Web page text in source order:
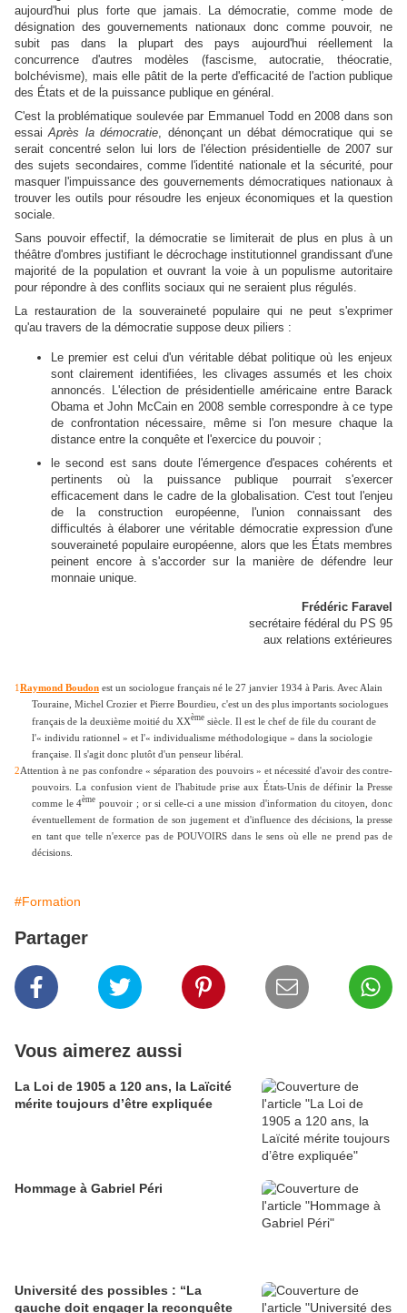
aujourd'hui plus forte que jamais. La démocratie, comme mode de
désignation des gouvernements nationaux donc comme pouvoir, ne
subit pas dans la plupart des pays aujourd'hui réellement la
concurrence d'autres modèles (fascisme, autocratie, théocratie,
bolchévisme), mais elle pâtit de la perte d'efficacité de l'action publique
des États et de la puissance publique en général.
C'est la problématique soulevée par Emmanuel Todd en 2008 dans son
essai Après la démocratie , dénonçant un débat démocratique qui se
serait concentré selon lui lors de l'élection présidentielle de 2007 sur
des sujets secondaires, comme l'identité nationale et la sécurité, pour
masquer l'impuissance des gouvernements démocratiques nationaux à
trouver les outils pour résoudre les enjeux économiques et la question
sociale.
Sans pouvoir effectif, la démocratie se limiterait de plus en plus à un
théâtre d'ombres justifiant le décrochage institutionnel grandissant d'une
majorité de la population et ouvrant la voie à un populisme autoritaire
pour répondre à des conflits sociaux qui ne seraient plus régulés.
La restauration de la souveraineté populaire qui ne peut s'exprimer
qu'au travers de la démocratie suppose deux piliers :
Le premier est celui d'un véritable débat politique où les enjeux
sont clairement identifiées, les clivages assumés et les choix
annoncés. L'élection de présidentielle américaine entre Barack
Obama et John McCain en 2008 semble correspondre à ce type
de confrontation nécessaire, même si l'on mesure chaque la
distance entre la conquête et l'exercice du pouvoir ;
le second est sans doute l'émergence d'espaces cohérents et
pertinents où la puissance publique pourrait s'exercer
efficacement dans le cadre de la globalisation. C'est tout l'enjeu
de la construction européenne, l'union connaissant des
difficultés à élaborer une véritable démocratie expression d'une
souveraineté populaire européenne, alors que les États membres
peinent encore à s'accorder sur la manière de défendre leur
monnaie unique.
Frédéric Faravel
secrétaire fédéral du PS 95
aux relations extérieures
1Raymond Boudon est un sociologue français né le 27 janvier 1934 à Paris. Avec Alain
Touraine, Michel Crozier et Pierre Bourdieu, c'est un des plus importants sociologues
français de la deuxième moitié du XXèmesiècle. Il est le chef de file du courant de
l'« individu rationnel » et l'« individualisme méthodologique » dans la sociologie
française. Il s'agit donc plutôt d'un penseur libéral.
2Attention à ne pas confondre « séparation des pouvoirs » et nécessité d'avoir des contre-
pouvoirs. La confusion vient de l'habitude prise aux États-Unis de définir la Presse
comme le 4ème pouvoir ; or si celle-ci a une mission d'information du citoyen, donc
éventuellement de formation de son jugement et d'influence des décisions, la presse
en tant que telle n'exerce pas de POUVOIRS dans le sens où elle ne prend pas de
décisions.
#Formation
Partager
Vous aimerez aussi
La Loi de 1905 a 120 ans, la Laïcité
mérite toujours d’être expliquée
Hommage à Gabriel Péri
Université des possibles : “La
gauche doit engager la reconquête